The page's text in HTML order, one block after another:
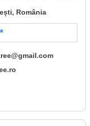
România